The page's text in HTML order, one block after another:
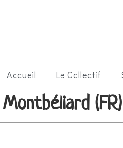
Accueil Le Collectif
Montbéliard (FR)